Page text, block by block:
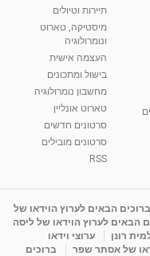
01:46
05:37
-
09:12
תיירות וטיולים
מיסטיקה, טארוט
ונומרולוגיה
העצמה אישית
בישול ומתכונים
מחשבון נומרולוגיה
טארוט אונליין
סרטונים חדשים
סרטונים מובילים
RSS
ברוכים הבאים לערוץ הוידאו של
הבאים לערוץ הוידאו של ליסה
רונן
ערוצי וידאו
של אסתר שפר
ברוכים